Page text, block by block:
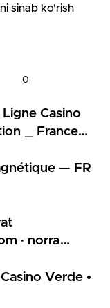
sinab ko'rish
0
Casino
_ France
— FR
· norra
Verde •